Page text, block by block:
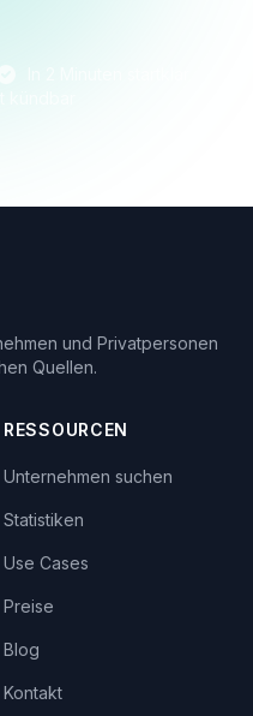
und Privatpersonen
Quellen.
RESSOURCEN
Unternehmen suchen
Statistiken
Use Cases
Preise
Blog
Kontakt